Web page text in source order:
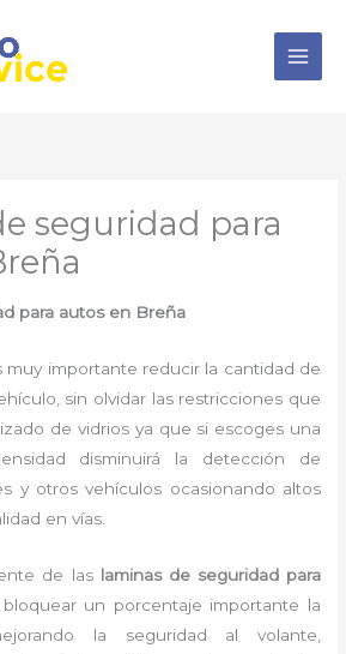
seguridad para
para autos en Breña
muy importante reducir la cantidad de
sin olvidar las restricciones que
de vidrios ya que si escoges una
disminuirá la detección de
y otros vehículos ocasionando altos
en vías.
de las laminas de seguridad para
un porcentaje importante la
la seguridad al volante,